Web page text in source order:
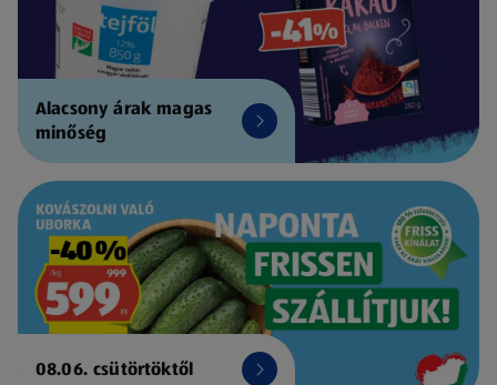
Alacsony árak magas
minőség
08.06. csütörtöktől